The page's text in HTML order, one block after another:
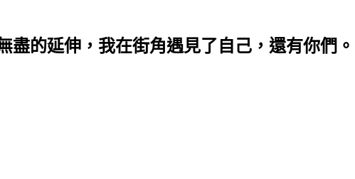
盡的延伸，我在街角遇見了自己，還有你們。